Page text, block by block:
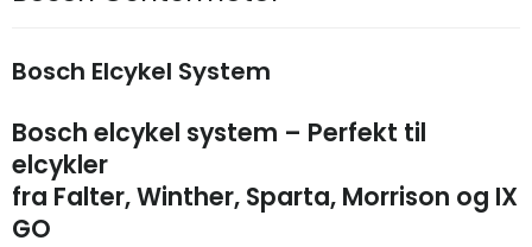
Bosch Elcykel System
Bosch elcykel system – Perfekt til
elcykler
fra Falter,Winther, Sparta, Morrison og IX
GO